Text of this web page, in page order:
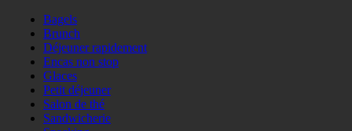
Bagels
Brunch
Déjeuner rapidement
Encas non stop
Glaces
Petit déjeuner
Salon de thé
Sandwicherie